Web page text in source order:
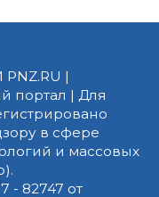
|
портал | Для
в сфере
и массовых
- 82747 от